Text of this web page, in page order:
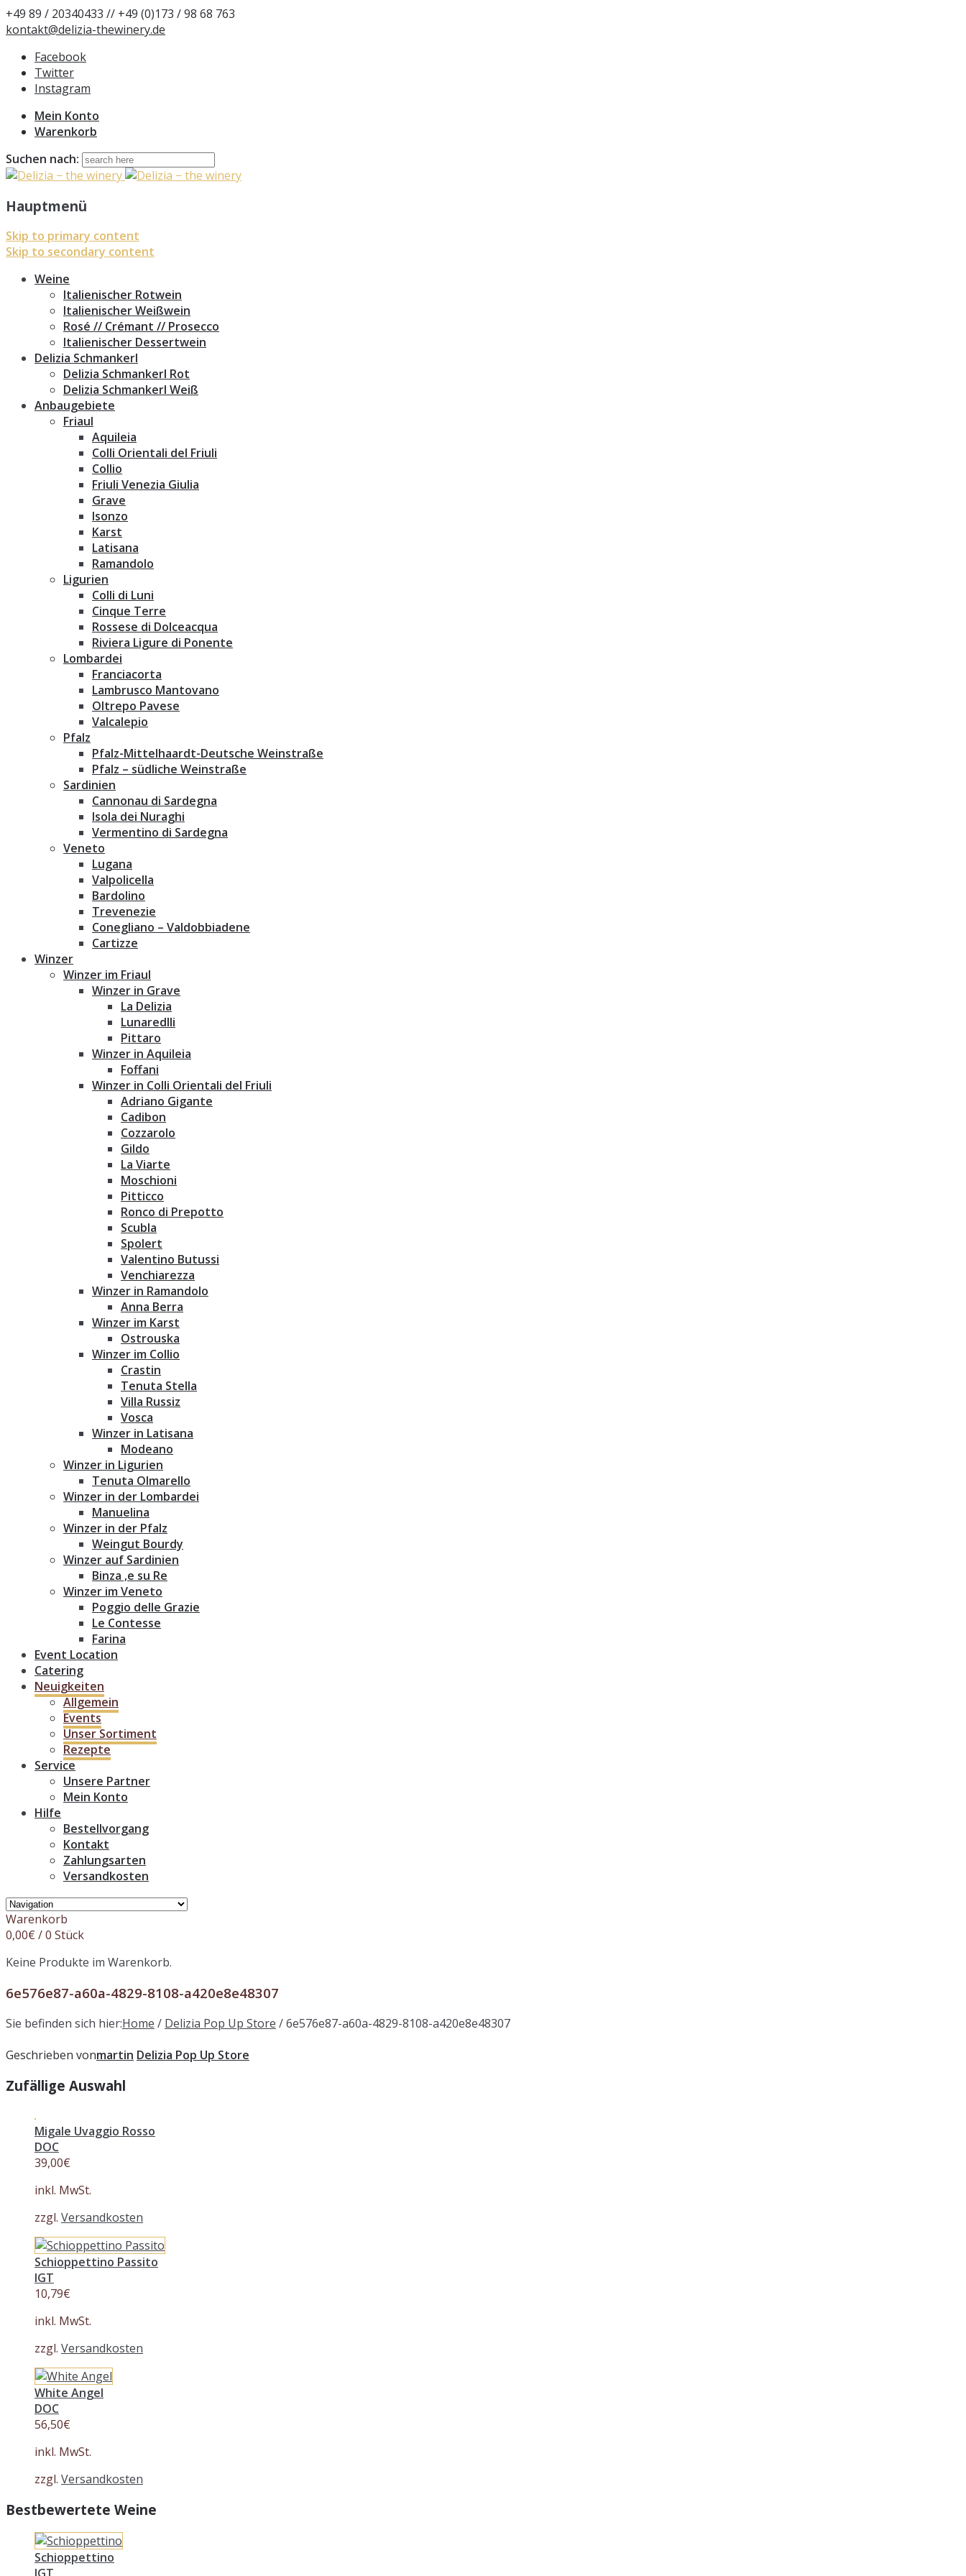
+49 89 / 20340433 // +49 (0)173 / 98 68 763
kontakt@delizia-thewinery.de
Facebook
Twitter
Instagram
Mein Konto
Warenkorb
Suchen nach:
Hauptmenü
Skip to primary content
Skip to secondary content
Weine
Italienischer Rotwein
Italienischer Weißwein
Rosé // Crémant // Prosecco
Italienischer Dessertwein
Delizia Schmankerl
Delizia Schmankerl Rot
Delizia Schmankerl Weiß
Anbaugebiete
Friaul
Aquileia
Colli Orientali del Friuli
Collio
Friuli Venezia Giulia
Grave
Isonzo
Karst
Latisana
Ramandolo
Ligurien
Colli di Luni
Cinque Terre
Rossese di Dolceacqua
Riviera Ligure di Ponente
Lombardei
Franciacorta
Lambrusco Mantovano
Oltrepo Pavese
Valcalepio
Pfalz
Pfalz-Mittelhaardt-Deutsche Weinstraße
Pfalz – südliche Weinstraße
Sardinien
Cannonau di Sardegna
Isola dei Nuraghi
Vermentino di Sardegna
Veneto
Lugana
Valpolicella
Bardolino
Trevenezie
Conegliano – Valdobbiadene
Cartizze
Winzer
Winzer im Friaul
Winzer in Grave
La Delizia
Lunaredlli
Pittaro
Winzer in Aquileia
Foffani
Winzer in Colli Orientali del Friuli
Adriano Gigante
Cadibon
Cozzarolo
Gildo
La Viarte
Moschioni
Pitticco
Ronco di Prepotto
Scubla
Spolert
Valentino Butussi
Venchiarezza
Winzer in Ramandolo
Anna Berra
Winzer im Karst
Ostrouska
Winzer im Collio
Crastin
Tenuta Stella
Villa Russiz
Vosca
Winzer in Latisana
Modeano
Winzer in Ligurien
Tenuta Olmarello
Winzer in der Lombardei
Manuelina
Winzer in der Pfalz
Weingut Bourdy
Winzer auf Sardinien
Binza ‚e su Re
Winzer im Veneto
Poggio delle Grazie
Le Contesse
Farina
Event Location
Catering
Neuigkeiten
Allgemein
Events
Unser Sortiment
Rezepte
Service
Unsere Partner
Mein Konto
Hilfe
Bestellvorgang
Kontakt
Zahlungsarten
Versandkosten
Warenkorb
0,00€ / 0 Stück
Keine Produkte im Warenkorb.
6e576e87-a60a-4829-8108-a420e8e48307
Sie befinden sich hier:Home / Delizia Pop Up Store /6e576e87-a60a-4829-8108-a420e8e48307
Geschrieben vonmartin Delizia Pop Up Store
Zufällige Auswahl
Migale Uvaggio Rosso
DOC
39,00€
inkl. MwSt.
zzgl. Versandkosten
Schioppettino Passito
IGT
10,79€
inkl. MwSt.
zzgl. Versandkosten
White Angel
DOC
56,50€
inkl. MwSt.
zzgl. Versandkosten
Bestbewertete Weine
Schioppettino